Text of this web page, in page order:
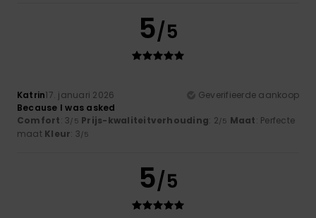
5/5
Katrin17. januari 2026
Geverifieerde aankoop
Because I was asked
Comfort: 3/5 Prijs-kwaliteitverhouding: 2/5 Maat: Perfecte
maat Kleur: 3/5
5/5